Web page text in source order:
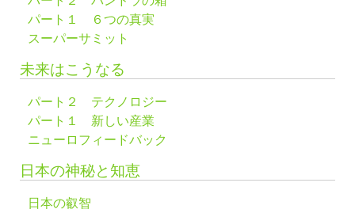
パート１ ６つの真実
スーパーサミット
未来はこうなる
パート２ テクノロジー
パート１ 新しい産業
ニューロフィードバック
日本の神秘と知恵
日本の叡智